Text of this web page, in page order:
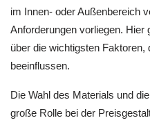
im Innen- oder Außenbereich
Anforderungen vorliegen. Hier
über die wichtigsten Faktoren,
beeinflussen.
Die Wahl des Materials und
große Rolle bei der